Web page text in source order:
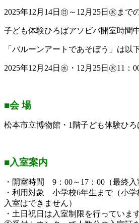
2025年12月14日㊐～12月25日㊍まで
子ども体験ひろばアソビバ開室時間
「バルーンアートであそぼう」は以
2025年12月24日㊌・12月25日㊍11：
■会 場
松本市立博物館・1階子ども体験ひろ
■入室案内
・開室時間 9：00～17：00（最終入
・利用対象 小学校6年生まで（小
入室はできません）
・土日祝日は入室制限を行っています